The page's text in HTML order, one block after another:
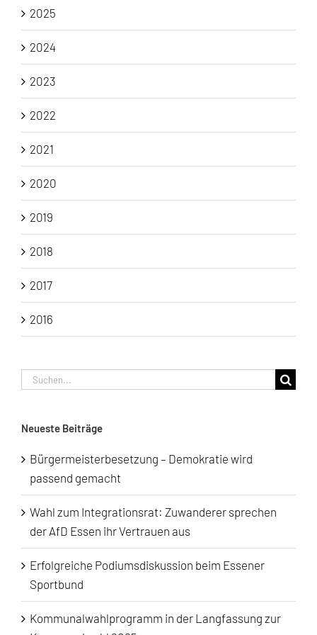
2025
2024
2023
2022
2021
2020
2019
2018
2017
2016
Suche
Neueste Beiträge
Bürgermeisterbesetzung – Demokratie wird
passend gemacht
Wahl zum Integrationsrat: Zuwanderer sprechen
der AfD Essen ihr Vertrauen aus
Erfolgreiche Podiumsdiskussion beim Essener
Sportbund
Kommunalwahlprogramm in der Langfassung zur